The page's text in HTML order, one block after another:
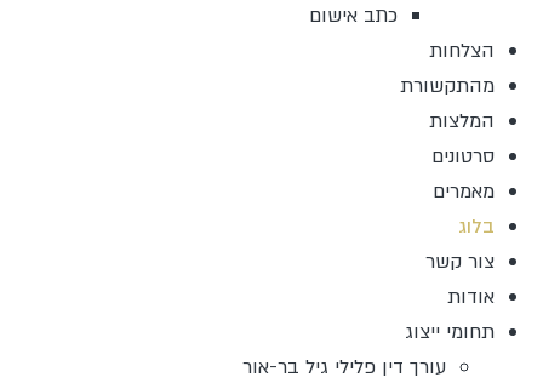
כתב אישום
הצלחות
מהתקשורת
המלצות
סרטונים
מאמרים
בלוג
צור קשר
אודות
תחומי ייצוג
עורך דין פלילי גיל בר-אור